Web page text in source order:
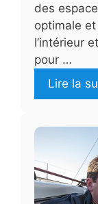
des
optimale
l’intérieur
pour …
Lire la